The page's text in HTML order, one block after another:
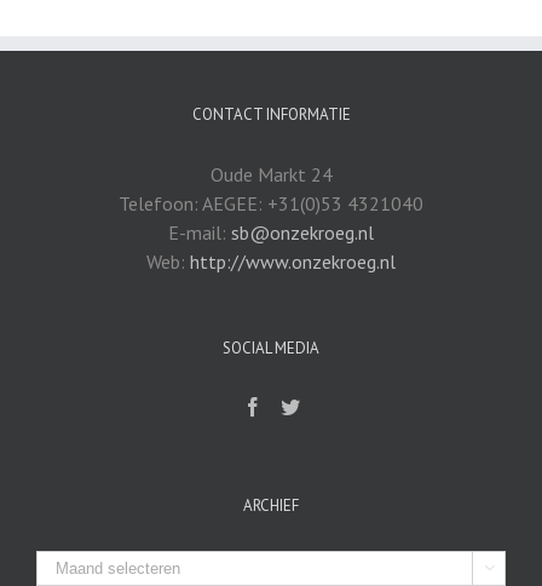
CONTACT INFORMATIE
Oude Markt 24
Telefoon: AEGEE: +31(0)53 4321040
E-mail: sb@onzekroeg.nl
Web: http://www.onzekroeg.nl
SOCIAL MEDIA
ARCHIEF
